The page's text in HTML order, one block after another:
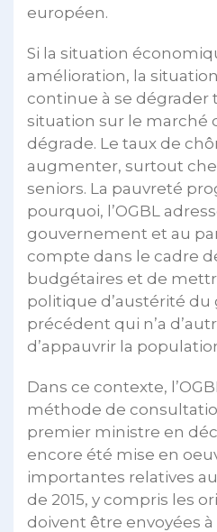
européen.
Si la situation
amélioration, la
continue à se dégrader
situation sur le marché
dégrade. Le taux de
augmenter, surtout
seniors. La pauvreté
pourquoi, l’OGBL
gouvernement et au
compte dans le cadre
budgétaires et de
politique d’austérité
précédent qui n’a
d’appauvrir la
Dans ce contexte,
méthode de
premier ministre en
encore été mise en
importantes relatives
de 2015, y compris les
doivent être envoyées